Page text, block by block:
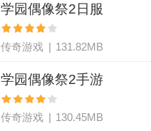
学园偶像祭2日服
传奇游戏 | 131.82MB
学园偶像祭2手游
传奇游戏 | 130.45MB